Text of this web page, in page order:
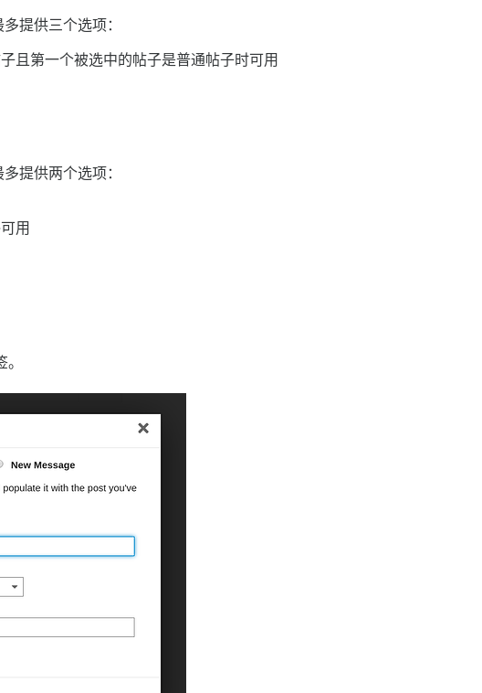
提供三个选项：
且第一个被选中的帖子是普通帖子时可用
提供两个选项：
用